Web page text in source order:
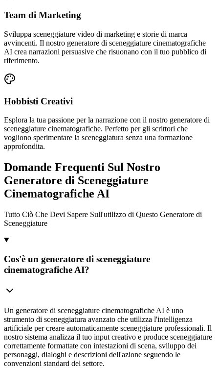
Team di Marketing
Sviluppa sceneggiature video di marketing e storie di marca
avvincenti. Il nostro generatore di sceneggiature cinematografiche
AI crea narrazioni persuasive che risuonano con il tuo pubblico di
riferimento.
Hobbisti Creativi
Esplora la tua passione per la narrazione con il nostro generatore di
sceneggiature cinematografiche. Perfetto per gli scrittori che
vogliono sperimentare la sceneggiatura senza una formazione
approfondita.
Domande Frequenti Sul Nostro
Generatore di Sceneggiature
Cinematografiche AI
Tutto Ciò Che Devi Sapere Sull'utilizzo di Questo Generatore di
Sceneggiature
Cos'è un generatore di sceneggiature
cinematografiche AI?
Un generatore di sceneggiature cinematografiche AI è uno
strumento di sceneggiatura avanzato che utilizza l'intelligenza
artificiale per creare automaticamente sceneggiature professionali. Il
nostro sistema analizza il tuo input creativo e produce sceneggiature
correttamente formattate con intestazioni di scena, sviluppo dei
personaggi, dialoghi e descrizioni dell'azione seguendo le
convenzioni standard del settore.